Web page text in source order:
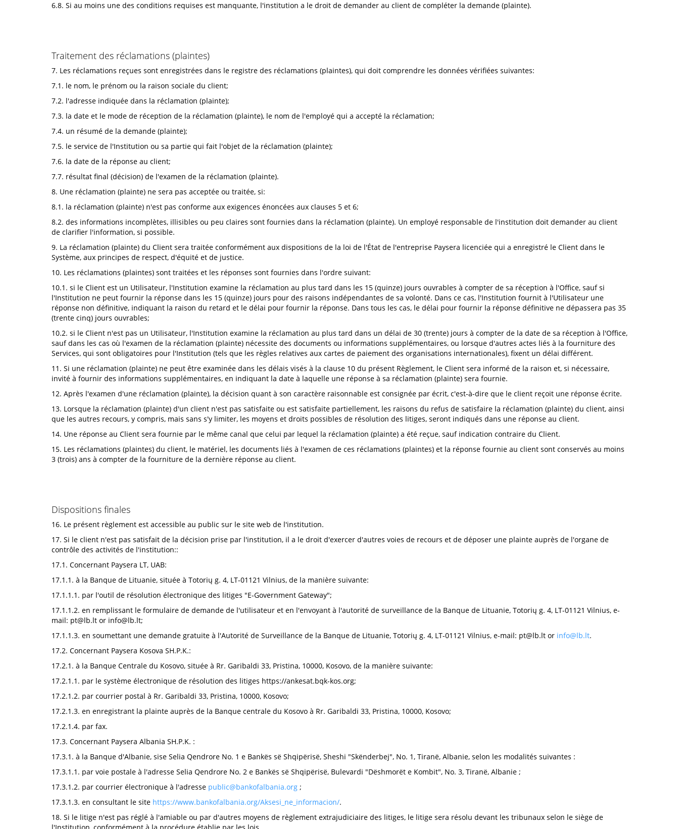
6.8. Si au moins une des conditions requises est manquante, l'institution a le droit de demander au client de compléter la demande (plainte).
Traitement des réclamations (plaintes)
7. Les réclamations reçues sont enregistrées dans le registre des réclamations (plaintes), qui doit comprendre les données vérifiées suivantes:
7.1. le nom, le prénom ou la raison sociale du client;
7.2. l'adresse indiquée dans la réclamation (plainte);
7.3. la date et le mode de réception de la réclamation (plainte), le nom de l'employé qui a accepté la réclamation;
7.4. un résumé de la demande (plainte);
7.5. le service de l'Institution ou sa partie qui fait l'objet de la réclamation (plainte);
7.6. la date de la réponse au client;
7.7. résultat final (décision) de l'examen de la réclamation (plainte).
8. Une réclamation (plainte) ne sera pas acceptée ou traitée, si:
8.1. la réclamation (plainte) n'est pas conforme aux exigences énoncées aux clauses 5 et 6;
8.2. des informations incomplètes, illisibles ou peu claires sont fournies dans la réclamation (plainte). Un employé responsable de l'institution doit demander au client
de clarifier l'information, si possible.
9. La réclamation (plainte) du Client sera traitée conformément aux dispositions de la loi de l'État de l'entreprise Paysera licenciée qui a enregistré le Client dans le
Système, aux principes de respect, d'équité et de justice.
10. Les réclamations (plaintes) sont traitées et les réponses sont fournies dans l'ordre suivant:
10.1. si le Client est un Utilisateur, l'Institution examine la réclamation au plus tard dans les 15 (quinze) jours ouvrables à compter de sa réception à l'Office, sauf si
l'Institution ne peut fournir la réponse dans les 15 (quinze) jours pour des raisons indépendantes de sa volonté. Dans ce cas, l'Institution fournit à l'Utilisateur une
réponse non définitive, indiquant la raison du retard et le délai pour fournir la réponse. Dans tous les cas, le délai pour fournir la réponse définitive ne dépassera pas 35
(trente cinq) jours ouvrables;
10.2. si le Client n'est pas un Utilisateur, l'Institution examine la réclamation au plus tard dans un délai de 30 (trente) jours à compter de la date de sa réception à l'Office,
sauf dans les cas où l'examen de la réclamation (plainte) nécessite des documents ou informations supplémentaires, ou lorsque d'autres actes liés à la fourniture des
Services, qui sont obligatoires pour l'Institution (tels que les règles relatives aux cartes de paiement des organisations internationales), fixent un délai différent.
11. Si une réclamation (plainte) ne peut être examinée dans les délais visés à la clause 10 du présent Règlement, le Client sera informé de la raison et, si nécessaire,
invité à fournir des informations supplémentaires, en indiquant la date à laquelle une réponse à sa réclamation (plainte) sera fournie.
12. Après l'examen d'une réclamation (plainte), la décision quant à son caractère raisonnable est consignée par écrit, c'est-à-dire que le client reçoit une réponse écrite.
13. Lorsque la réclamation (plainte) d'un client n'est pas satisfaite ou est satisfaite partiellement, les raisons du refus de satisfaire la réclamation (plainte) du client, ainsi
que les autres recours, y compris, mais sans s'y limiter, les moyens et droits possibles de résolution des litiges, seront indiqués dans une réponse au client.
14. Une réponse au Client sera fournie par le même canal que celui par lequel la réclamation (plainte) a été reçue, sauf indication contraire du Client.
15. Les réclamations (plaintes) du client, le matériel, les documents liés à l'examen de ces réclamations (plaintes) et la réponse fournie au client sont conservés au moins
3 (trois) ans à compter de la fourniture de la dernière réponse au client.
Dispositions finales
16. Le présent règlement est accessible au public sur le site web de l'institution.
17. Si le client n'est pas satisfait de la décision prise par l'institution, il a le droit d'exercer d'autres voies de recours et de déposer une plainte auprès de l'organe de
contrôle des activités de l'institution::
17.1. Concernant Paysera LT, UAB:
17.1.1. à la Banque de Lituanie, située à Totorių g. 4, LT-01121 Vilnius, de la manière suivante:
17.1.1.1. par l'outil de résolution électronique des litiges "E-Government Gateway";
17.1.1.2. en remplissant le formulaire de demande de l'utilisateur et en l'envoyant à l'autorité de surveillance de la Banque de Lituanie, Totorių g. 4, LT-01121 Vilnius, e-
mail: pt@lb.lt or info@lb.lt;
17.1.1.3. en soumettant une demande gratuite à l'Autorité de Surveillance de la Banque de Lituanie, Totorių g. 4, LT-01121 Vilnius, e-mail: pt@lb.lt or info@lb.lt.
17.2. Concernant Paysera Kosova SH.P.K.:
17.2.1. à la Banque Centrale du Kosovo, située à Rr. Garibaldi 33, Pristina, 10000, Kosovo, de la manière suivante:
17.2.1.1. par le système électronique de résolution des litiges https://ankesat.bqk-kos.org;
17.2.1.2. par courrier postal à Rr. Garibaldi 33, Pristina, 10000, Kosovo;
17.2.1.3. en enregistrant la plainte auprès de la Banque centrale du Kosovo à Rr. Garibaldi 33, Pristina, 10000, Kosovo;
17.2.1.4. par fax.
17.3. Concernant Paysera Albania SH.P.K. :
17.3.1. à la Banque d'Albanie, sise Selia Qendrore No. 1 e Bankës së Shqipërisë, Sheshi "Skënderbej", No. 1, Tiranë, Albanie, selon les modalités suivantes :
17.3.1.1. par voie postale à l'adresse Selia Qendrore No. 2 e Bankës së Shqipërisë, Bulevardi "Dëshmorët e Kombit", No. 3, Tiranë, Albanie ;
17.3.1.2. par courrier électronique à l'adresse public@bankofalbania.org ;
17.3.1.3. en consultant le site https://www.bankofalbania.org/Aksesi_ne_informacion/.
18. Si le litige n'est pas réglé à l'amiable ou par d'autres moyens de règlement extrajudiciaire des litiges, le litige sera résolu devant les tribunaux selon le siège de